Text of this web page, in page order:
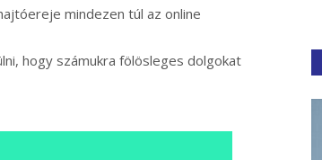
mindezen túl az online
hogy számukra fölösleges dolgokat